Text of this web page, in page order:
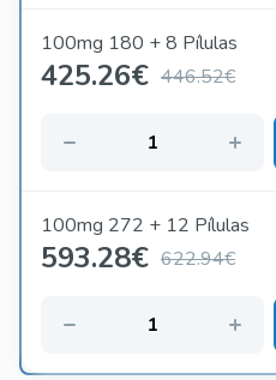
100mg 180 + 8 Pílulas
425.26€ 446.52€
100mg 272 + 12 Pílulas
593.28€ 622.94€